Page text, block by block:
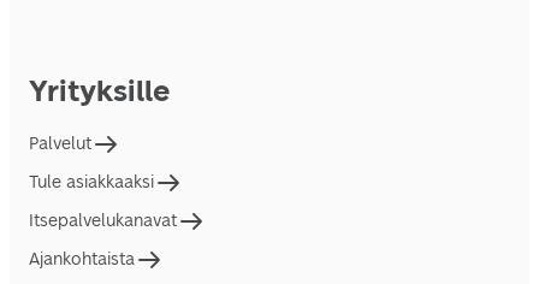
Yrityksille
Palvelut
Tule asiakkaaksi
Itsepalvelukanavat
Ajankohtaista